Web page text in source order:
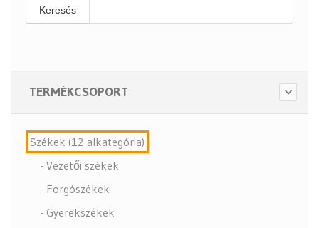
Keresés
TERMÉKCSOPORT
Székek (12 alkategória)
- Vezetői székek
- Forgószékek
- Gyerekszékek